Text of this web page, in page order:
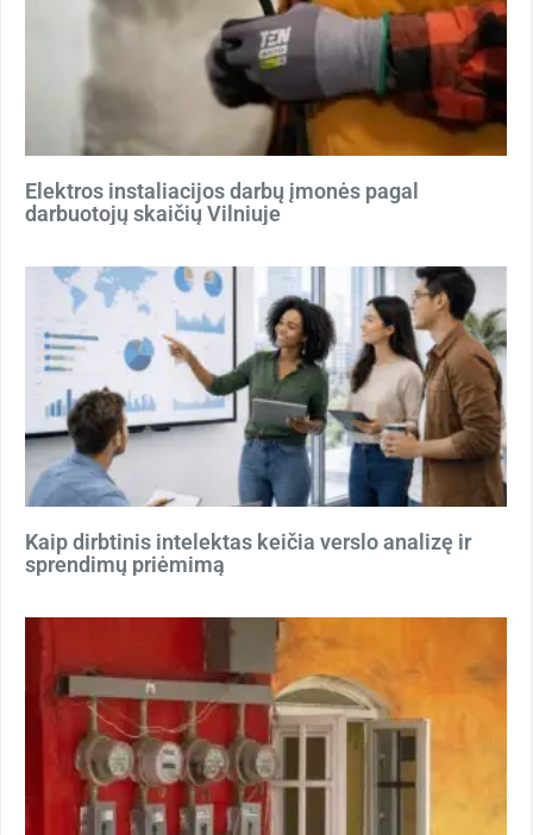
Elektros instaliacijos darbų įmonės pagal
darbuotojų skaičių Vilniuje
Kaip dirbtinis intelektas keičia verslo analizę ir
sprendimų priėmimą